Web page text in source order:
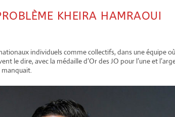
KHEIRA HAMRAOUI
individuels comme collectifs, dans une équipe
le dire, avec la médaille d’Or des JO pour l’une et
manquait.